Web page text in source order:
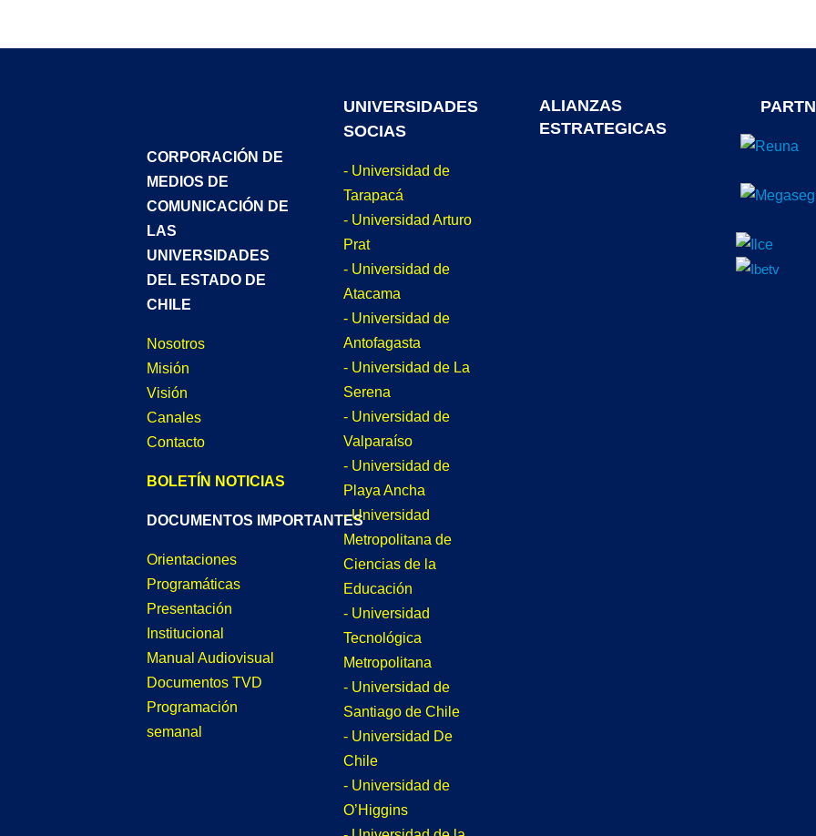
CORPORACIÓN DE
MEDIOS DE
COMUNICACIÓN DE
LAS
UNIVERSIDADES
DEL ESTADO DE
CHILE
Nosotros
Misión
Visión
Canales
Contacto
BOLETÍN NOTICIAS
DOCUMENTOS IMPORTANTES
Orientaciones
Programáticas
Presentación
Institucional
Manual Audiovisual
Documentos TVD
Programación
semanal
UNIVERSIDADES
SOCIAS
- Universidad de
Tarapacá
- Universidad Arturo
Prat
- Universidad de
Atacama
- Universidad de
Antofagasta
- Universidad de La
Serena
- Universidad de
Valparaíso
- Universidad de
Playa Ancha
- Universidad
Metropolitana de
Ciencias de la
Educación
- Universidad
Tecnológica
Metropolitana
- Universidad de
Santiago de Chile
- Universidad De
Chile
- Universidad de
O’Higgins
ALIANZAS
ESTRATEGICAS